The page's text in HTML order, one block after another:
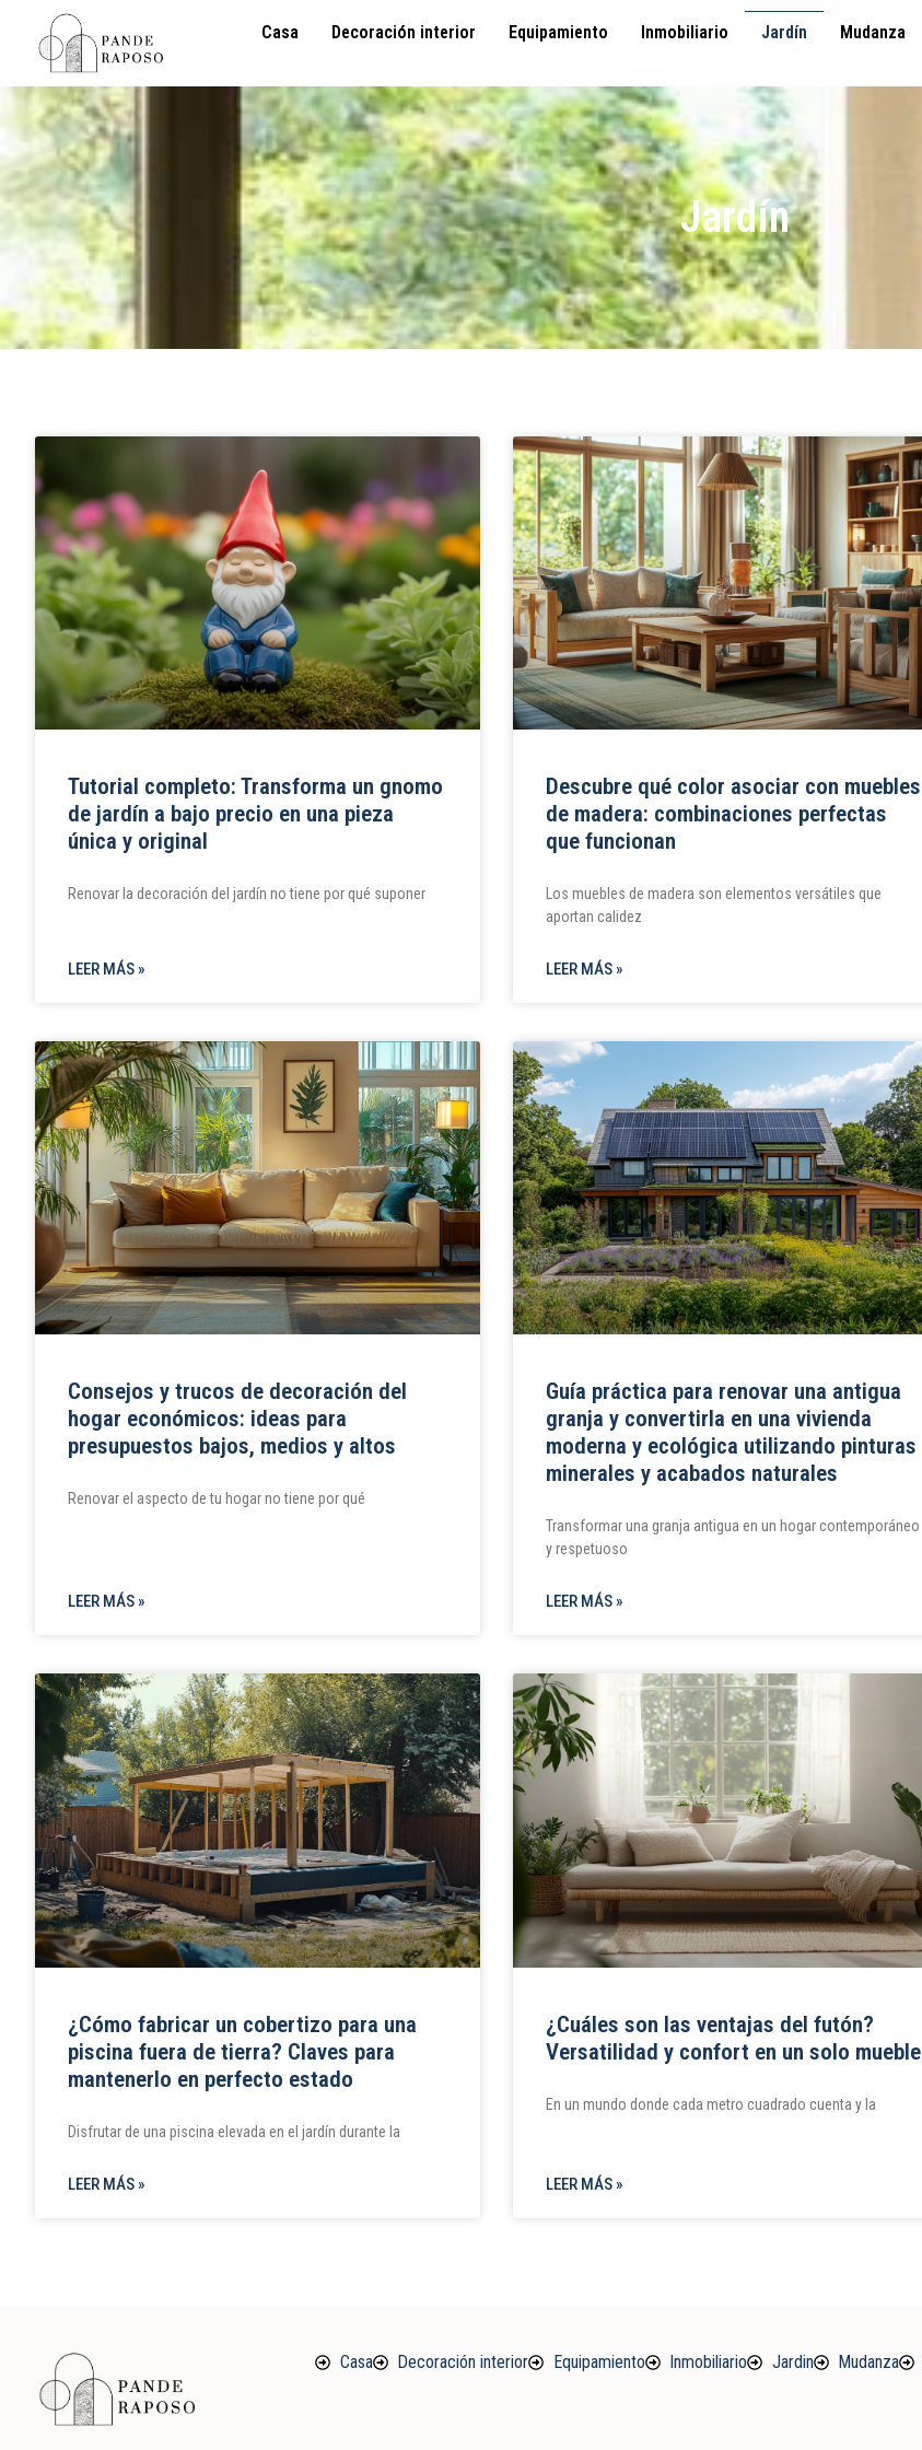
Casa Decoración interior Equipamiento Inmobiliario Jardín Mudanza
Jardín
Tutorial completo: Transforma un gnomo
de jardín a bajo precio en una pieza
única y original
Renovar la decoración del jardín no tiene por qué suponer
LEER MÁS »
Descubre qué color asociar con muebles
de madera: combinaciones perfectas
que funcionan
Los muebles de madera son elementos versátiles que
aportan calidez
LEER MÁS »
Consejos y trucos de decoración del
hogar económicos: ideas para
presupuestos bajos, medios y altos
Renovar el aspecto de tu hogar no tiene por qué
LEER MÁS »
Guía práctica para renovar una antigua
granja y convertirla en una vivienda
moderna y ecológica utilizando pinturas
minerales y acabados naturales
Transformar una granja antigua en un hogar contemporáneo
y respetuoso
LEER MÁS »
¿Cómo fabricar un cobertizo para una
piscina fuera de tierra? Claves para
mantenerlo en perfecto estado
Disfrutar de una piscina elevada en el jardín durante la
LEER MÁS »
¿Cuáles son las ventajas del futón?
Versatilidad y confort en un solo mueble
En un mundo donde cada metro cuadrado cuenta y la
LEER MÁS »
Casa Decoración interior Equipamiento Inmobiliario Jardin Mudanza